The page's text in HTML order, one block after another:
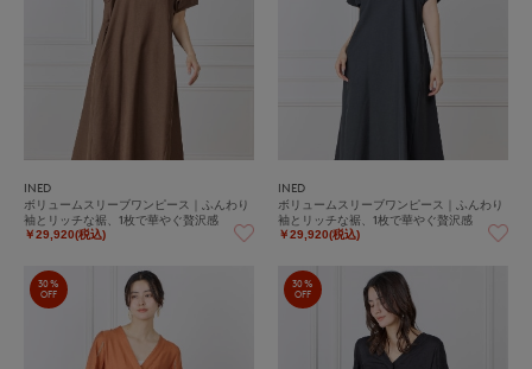
INED
ボリュームスリーブワンピース｜ふんわり
袖とリッチな裾、1枚で華やぐ贅沢感
￥29,920(税込)
INED
ボリュームスリーブワンピース｜ふんわり
袖とリッチな裾、1枚で華やぐ贅沢感
￥29,920(税込)
30%
OFF
30%
OFF